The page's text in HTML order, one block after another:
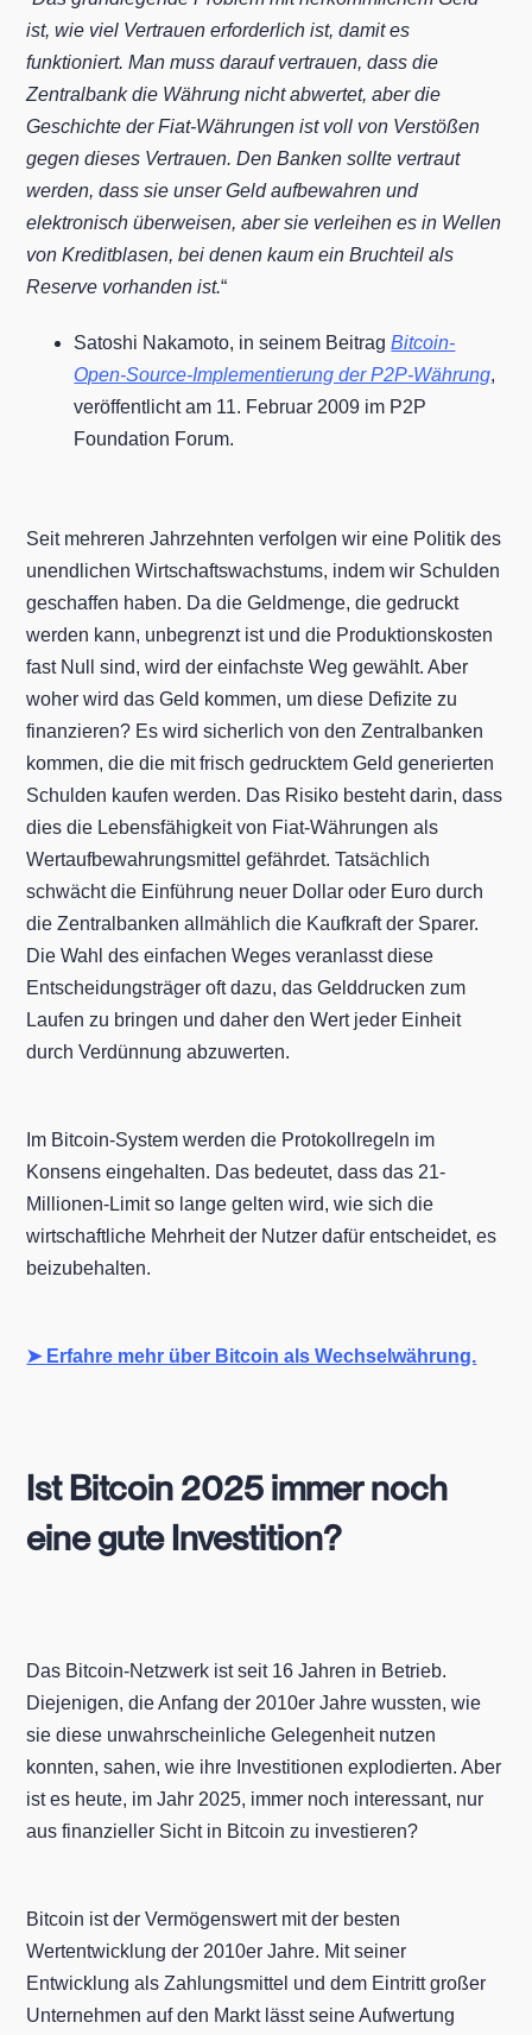
ist, wie viel Vertrauen erforderlich ist, damit es
funktioniert. Man muss darauf vertrauen, dass die
Zentralbank die Währung nicht abwertet, aber die
Geschichte der Fiat-Währungen ist voll von Verstößen
gegen dieses Vertrauen. Den Banken sollte vertraut
werden, dass sie unser Geld aufbewahren und
elektronisch überweisen, aber sie verleihen es in Wellen
von Kreditblasen, bei denen kaum ein Bruchteil als
Reserve vorhanden ist.“
Satoshi Nakamoto, in seinem BeitragBitcoin-
Open-Source-Implementierung der P2P-Währung,
veröffentlicht am 11. Februar 2009 im P2P
Foundation Forum.
Seit mehreren Jahrzehnten verfolgen wir eine Politik des
unendlichen Wirtschaftswachstums, indem wir Schulden
geschaffen haben. Da die Geldmenge, die gedruckt
werden kann, unbegrenzt ist und die Produktionskosten
fast Null sind, wird der einfachste Weg gewählt. Aber
woher wird das Geld kommen, um diese Defizite zu
finanzieren? Es wird sicherlich von den Zentralbanken
kommen, die die mit frisch gedrucktem Geld generierten
Schulden kaufen werden. Das Risiko besteht darin, dass
dies die Lebensfähigkeit von Fiat-Währungen als
Wertaufbewahrungsmittel gefährdet. Tatsächlich
schwächt die Einführung neuer Dollar oder Euro durch
die Zentralbanken allmählich die Kaufkraft der Sparer.
Die Wahl des einfachen Weges veranlasst diese
Entscheidungsträger oft dazu, das Gelddrucken zum
Laufen zu bringen und daher den Wert jeder Einheit
durch Verdünnung abzuwerten.
Im Bitcoin-System werden die Protokollregeln im
Konsens eingehalten. Das bedeutet, dass das 21-
Millionen-Limit so lange gelten wird, wie sich die
wirtschaftliche Mehrheit der Nutzer dafür entscheidet, es
beizubehalten.
➤ Erfahre mehr über Bitcoin als Wechselwährung.
Ist Bitcoin 2025 immer noch
eine gute Investition?
Das Bitcoin-Netzwerk ist seit 16 Jahren in Betrieb.
Diejenigen, die Anfang der 2010er Jahre wussten, wie
sie diese unwahrscheinliche Gelegenheit nutzen
konnten, sahen, wie ihre Investitionen explodierten. Aber
ist es heute, im Jahr 2025, immer noch interessant, nur
aus finanzieller Sicht in Bitcoin zu investieren?
Bitcoin ist der Vermögenswert mit der besten
Wertentwicklung der 2010er Jahre. Mit seiner
Entwicklung als Zahlungsmittel und dem Eintritt großer
Unternehmen auf den Markt lässt seine Aufwertung